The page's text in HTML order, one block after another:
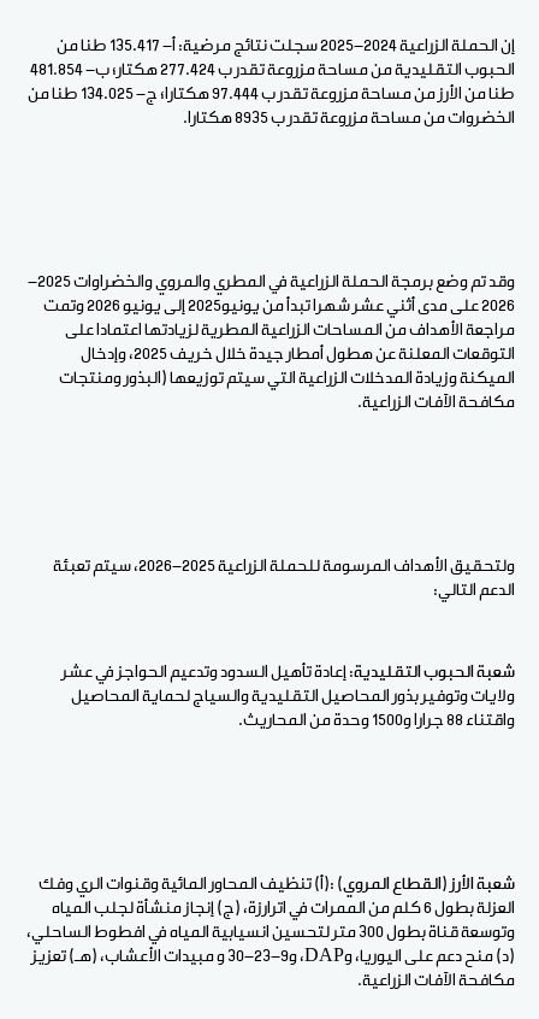
إن الحملة الزراعية 2024-2025 سجلت نتائج مرضية: أ- 135.417 طنا من
الحبوب التقليدية من مساحة مزروعة تقدر ب 277.424 هكتار؛ ب- 481.854
طنا من الأرز من مساحة مزروعة تقدر ب 97.444 هكتارا؛ ج- 134.025 طنا من
الخضروات من مساحة مزروعة تقدر ب 8935 هكتارا.
وقد تم وضع برمجة الحملة الزراعية في المطري والمروي والخضراوات 2025-
2026 على مدى أثني عشر شهرا تبدأ من يونيو2025 إلى يونيو 2026 وتمت
مراجعة الأهداف من المساحات الزراعية المطرية لزيادتها اعتمادا على
التوقعات المعلنة عن هطول أمطار جيدة خلال خريف 2025، وإدخال
الميكنة وزيادة المدخلات الزراعية التي سيتم توزيعها (البذور ومنتجات
مكافحة الآفات الزراعية.
ولتحقيق الأهداف المرسومة للحملة الزراعية 2025-2026، سيتم تعبئة
الدعم التالي:
شعبة الحبوب التقليدية: إعادة تأهيل السدود وتدعيم الحواجز في عشر
ولايات وتوفير بذور المحاصيل التقليدية والسياج لحماية المحاصيل
واقتناء 88 جرارا و1500 وحدة من المحاريث.
شعبة الأرز (القطاع المروي) :(أ) تنظيف المحاور المائية وقنوات الري وفك
العزلة بطول 6 كلم من الممرات في اترارزة، (ج) إنجاز منشأة لجلب المياه
وتوسعة قناة بطول 300 متر لتحسين انسيابية المياه في افطوط الساحلي،
(د) منح دعم على اليوريا، وDAP، و9-23-30 و مبيدات الأعشاب، (هـ) تعزيز
مكافحة الآفات الزراعية.